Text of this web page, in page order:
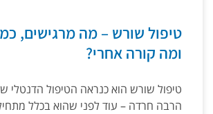
טיפול שורש – מה מרגישים,
ומה קורה אחרי?
טיפול שורש הוא כנראה הטיפול הדנטלי
הרבה חרדה – עוד לפני שהוא בכלל